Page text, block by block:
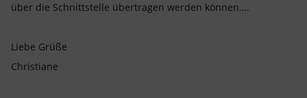
über die Schnittstelle übertragen werden können….
Liebe Grüße
Christiane